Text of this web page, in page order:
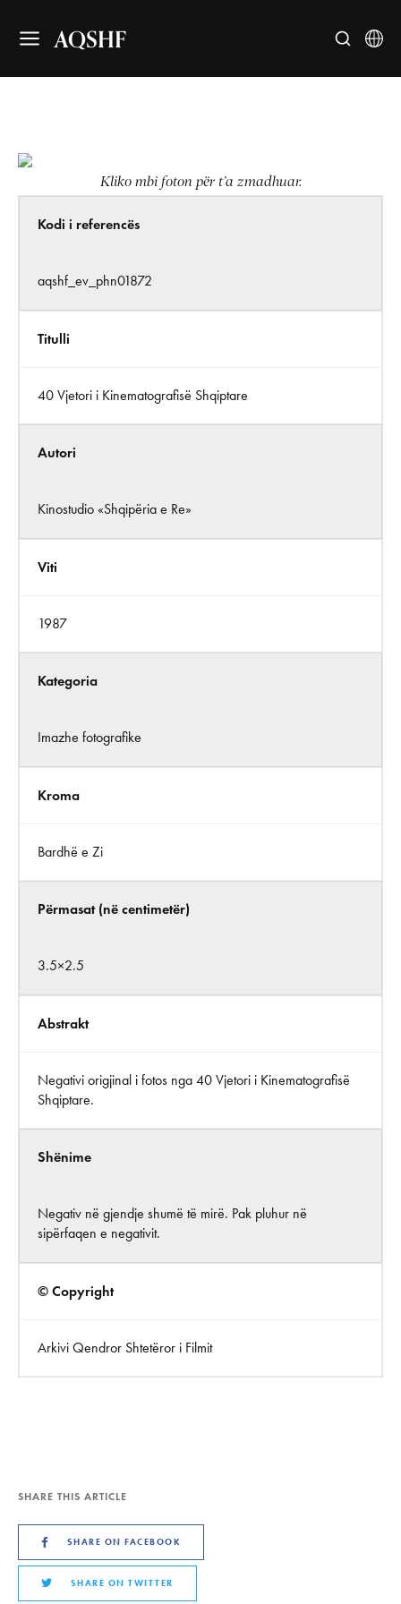
AQSHF
Kliko mbi foton për t’a zmadhuar.
Kodi i referencës
aqshf_ev_phn01872
Titulli
40 Vjetori i Kinematografisë Shqiptare
Autori
Kinostudio «Shqipëria e Re»
Viti
1987
Kategoria
Imazhe fotografike
Kroma
Bardhë e Zi
Përmasat (në centimetër)
3.5×2.5
Abstrakt
Negativi origjinal i fotos nga 40 Vjetori i Kinematografisë
Shqiptare.
Shënime
Negativ në gjendje shumë të mirë. Pak pluhur në
sipërfaqen e negativit.
© Copyright
Arkivi Qendror Shtetëror i Filmit
SHARE THIS ARTICLE
SHARE ON FACEBOOK
SHARE ON TWITTER